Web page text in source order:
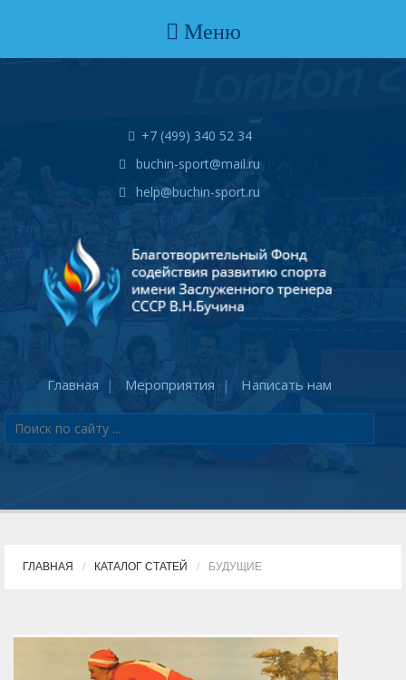
Меню
+7 (499) 340 52 34
buchin-sport@mail.ru
help@buchin-sport.ru
Главная Мероприятия Написать нам
ГЛАВНАЯ КАТАЛОГ СТАТЕЙ БУДУЩИЕ